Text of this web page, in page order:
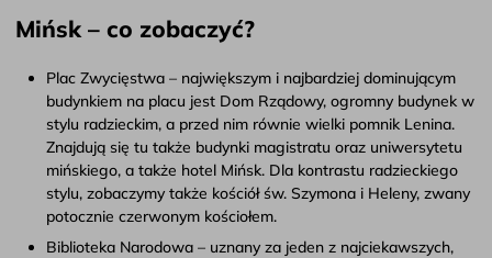
Mińsk – co zobaczyć?
Plac Zwycięstwa – największym i najbardziej dominującym
budynkiem na placu jest Dom Rządowy, ogromny budynek w
stylu radzieckim, a przed nim równie wielki pomnik Lenina.
Znajdują się tu także budynki magistratu oraz uniwersytetu
mińskiego, a także hotel Mińsk. Dla kontrastu radzieckiego
stylu, zobaczymy także kościół św. Szymona i Heleny, zwany
potocznie czerwonym kościołem.
Biblioteka Narodowa – uznany za jeden z najciekawszych,